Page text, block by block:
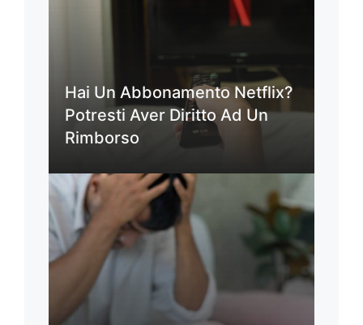
Hai Un Abbonamento Netflix?
Potresti Aver Diritto Ad Un
Rimborso